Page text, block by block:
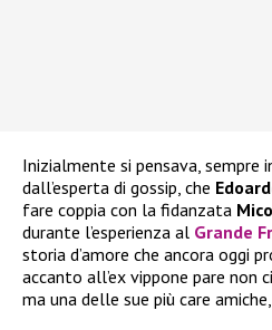
Inizialmente si pensava, sempre
dall’esperta di gossip, che
fare coppia con la fidanzata
durante l’esperienza al Grande
storia d’amore che ancora oggi
accanto all’ex vippone pare non
ma una delle sue più care